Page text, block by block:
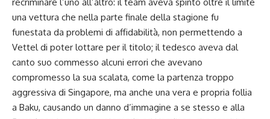
una vettura che nella parte finale della stagione fu
funestata da problemi di affidabilità, non permettendo a
Vettel di poter lottare per il titolo; il tedesco aveva dal
canto suo commesso alcuni errori che avevano
compromesso la sua scalata, come la partenza troppo
aggressiva di Singapore, ma anche una vera e propria follia
a Baku, causando un danno d’immagine a se stesso e alla